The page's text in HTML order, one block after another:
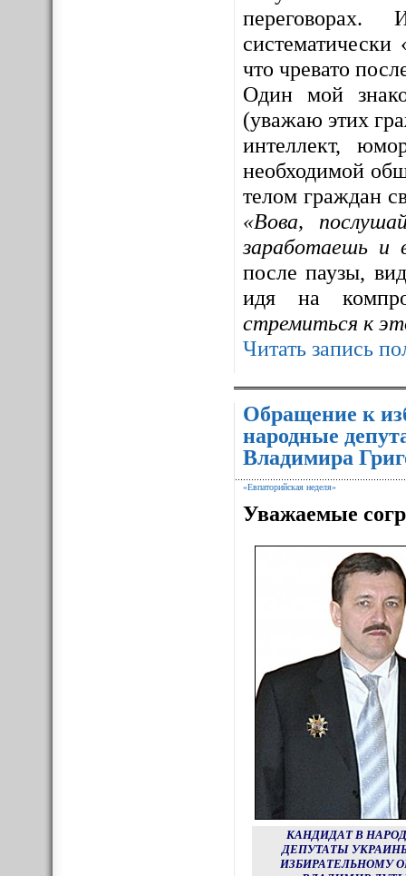
переговорах.
что чревато
Один мой
(уважаю этих
интеллект,
необходимой
телом граждан
«Вова,
заработаешь и
после паузы,
идя на
стремиться к
Читать запись
Обращение к
народные
Владимира
«Евпаторийская неделя»
Уважаемые
КАНДИДАТ В
ДЕПУТАТЫ
ИЗБИРАТЕЛЬНОМУ